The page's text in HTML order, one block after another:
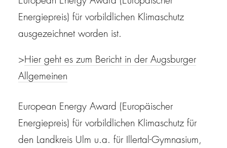
Energiepreis) für vorbildlichen Klimaschutz
ausgezeichnet worden ist.
>Hier geht es zum Bericht in der Augsburger
Allgemeinen
European Energy Award (Europäischer
Energiepreis) für vorbildlichen Klimaschutz für
den Landkreis Ulm u.a. für Illertal-Gymnasium,